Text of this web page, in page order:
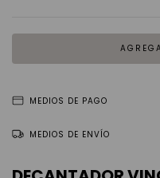
MEDIOS DE PAGO
MEDIOS DE ENVÍO